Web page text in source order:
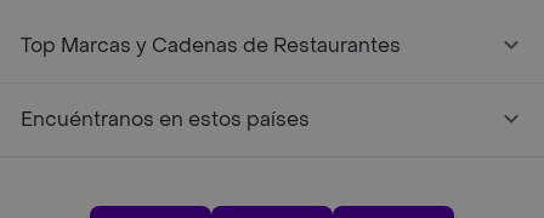
Top Marcas y Cadenas de Restaurantes
Encuéntranos en estos países